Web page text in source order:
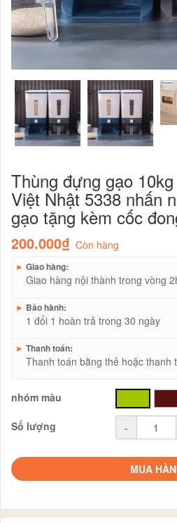
Thùng đựng gạo
Việt Nhật 5338 nhấn
gạo tặng kèm cốc
200.000₫ Còn hàng
► Giao hàng:
Giao hàng nội thành trong vòng
► Bảo hành:
1 đổi 1 hoàn trả trong 30 ngày
► Thanh toán:
Thanh toán bằng thẻ hoặc thanh
nhóm màu
Số lượng
-
MUA